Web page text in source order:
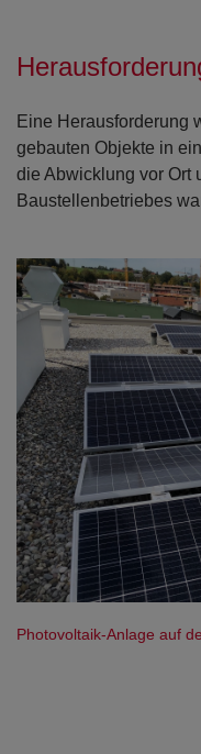
Eine Herausforderung
gebauten Objekte in
die Abwicklung vor Ort
Baustellenbetriebes
Photovoltaik-Anlage auf